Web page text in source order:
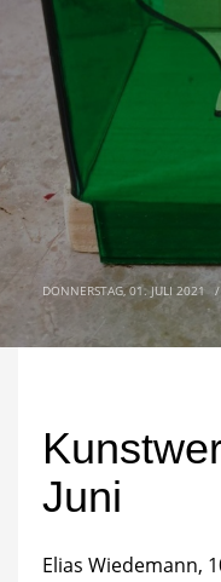
DONNERSTAG, 01. JULI 2021 /
Juni
Elias Wiedemann,